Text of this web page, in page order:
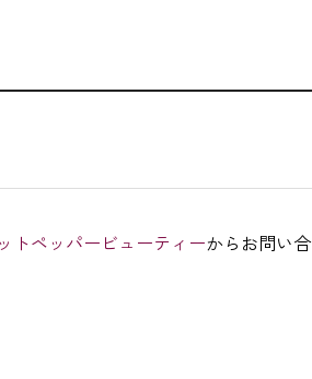
トペッパービューティーからお問い合